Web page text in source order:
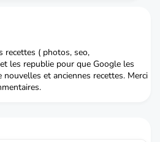
recettes ( photos, seo,
les republie pour que Google les
nouvelles et anciennes recettes. Merci